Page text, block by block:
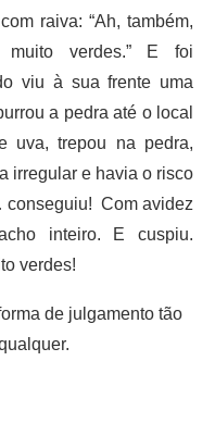
raiva: “Ah, também,
muito verdes.” E foi
viu à sua frente uma
a pedra até o local
uva, trepou na pedra,
irregular e havia o risco
conseguiu! Com avidez
inteiro. E cuspiu.
verdes!
de julgamento tão